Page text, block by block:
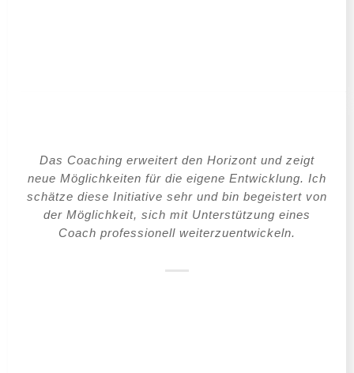
Das Coaching erweitert den Horizont und zeigt
neue Möglichkeiten für die eigene Entwicklung. Ich
schätze diese Initiative sehr und bin begeistert von
der Möglichkeit, sich mit Unterstützung eines
Coach professionell weiterzuentwickeln.